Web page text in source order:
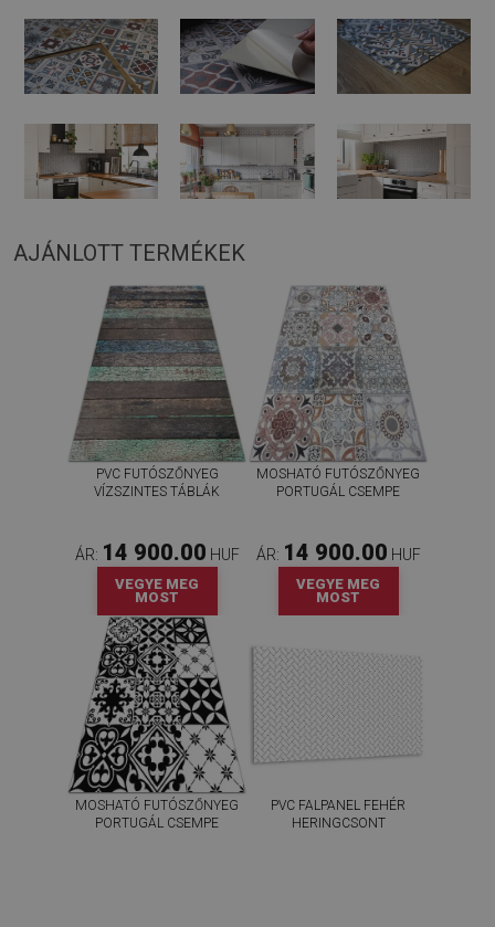
AJÁNLOTT TERMÉKEK
PVC FUTÓSZŐNYEG
VÍZSZINTES TÁBLÁK
ÁR: 14 900.00 HUF
VEGYE MEG
MOST
MOSHATÓ FUTÓSZŐNYEG
PORTUGÁL CSEMPE
ÁR: 14 900.00 HUF
VEGYE MEG
MOST
MOSHATÓ FUTÓSZŐNYEG
PORTUGÁL CSEMPE
PVC FALPANEL FEHÉR
HERINGCSONT